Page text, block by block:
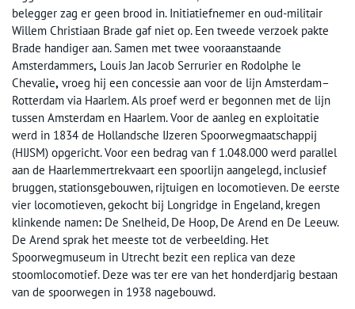
belegger zag er geen brood in. Initiatiefnemer en oud-militair
Willem Christiaan Brade gaf niet op. Een tweede verzoek pakte
Brade handiger aan. Samen met twee vooraanstaande
Amsterdammers, Louis Jan Jacob Serrurier en Rodolphe le
Chevalie, vroeg hij een concessie aan voor de lijn Amsterdam–
Rotterdam via Haarlem. Als proef werd er begonnen met de lijn
tussen Amsterdam en Haarlem. Voor de aanleg en exploitatie
werd in 1834 de Hollandsche IJzeren Spoorwegmaatschappij
(HIJSM) opgericht. Voor een bedrag van f 1.048.000 werd parallel
aan de Haarlemmertrekvaart een spoorlijn aangelegd, inclusief
bruggen, stationsgebouwen, rijtuigen en locomotieven. De eerste
vier locomotieven, gekocht bij Longridge in Engeland, kregen
klinkende namen: De Snelheid, De Hoop, De Arend en De Leeuw.
De Arend sprak het meeste tot de verbeelding. Het
Spoorwegmuseum in Utrecht bezit een replica van deze
stoomlocomotief. Deze was ter ere van het honderdjarig bestaan
van de spoorwegen in 1938 nagebouwd.